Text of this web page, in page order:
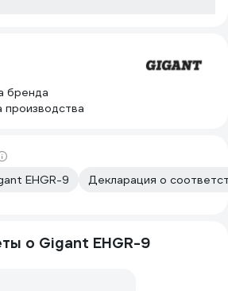
бренда
производства
EHGR-9 Декларация о
о Gigant EHGR-9